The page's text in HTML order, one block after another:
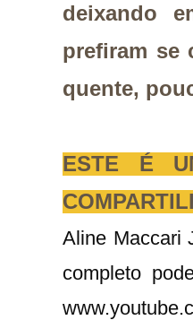
deixando
prefiram se
quente,
ESTE É
Aline Maccari
completo